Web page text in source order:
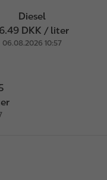
Diesel
DKK / liter
06.08.2026 10:57